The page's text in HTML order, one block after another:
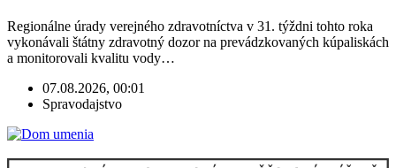
Regionálne úrady verejného zdravotníctva v 31. týždni tohto roka
vykonávali štátny zdravotný dozor na prevádzkovaných kúpaliskách
a monitorovali kvalitu vody…
07.08.2026, 00:01
Spravodajstvo